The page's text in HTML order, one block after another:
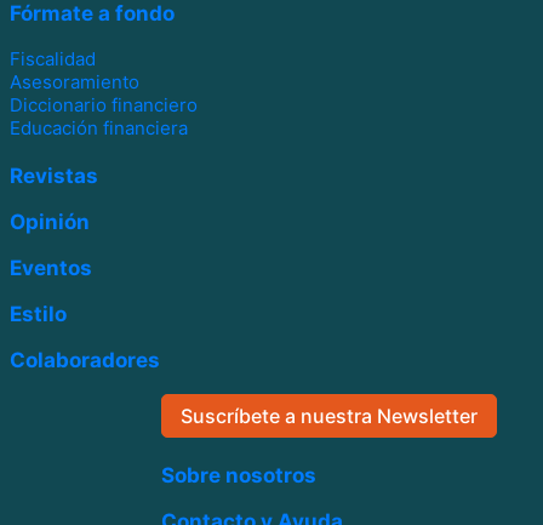
Fórmate a fondo
Fiscalidad
Asesoramiento
Diccionario financiero
Educación financiera
Revistas
Opinión
Eventos
Estilo
Colaboradores
Suscríbete a nuestra Newsletter
Sobre nosotros